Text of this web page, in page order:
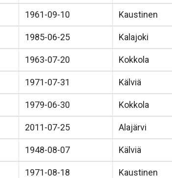
1961-09-10 Kaustinen
1985-06-25 Kalajoki
1963-07-20 Kokkola
1971-07-31 Kälviä
1979-06-30 Kokkola
2011-07-25 Alajärvi
1948-08-07 Kälviä
1971-08-18 Kaustinen